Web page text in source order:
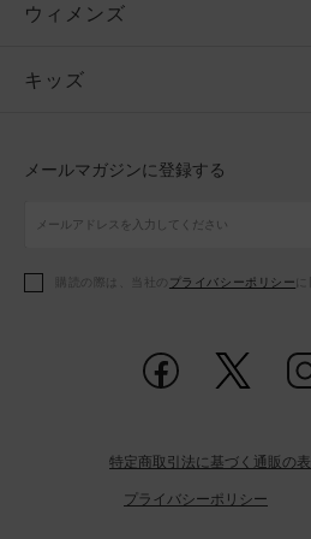
ウィメンズ
キッズ
アクセサリー
トップス
ボトムス
アクセサリー
ウィメンズ
トップス
シューズ
アクセサリー
キッズ
シューズ
メールマガジンに登録する
購読の際は、当社の プライバシーポリシー
特定商取引法に基づく通販の
プライバシーポリシー